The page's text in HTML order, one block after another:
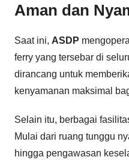
Aman dan
Saat ini, ASDP
ferry yang tersebar di
dirancang untuk
kenyamanan maksimal
Selain itu, berbagai
Mulai dari ruang tunggu
hingga pengawasan